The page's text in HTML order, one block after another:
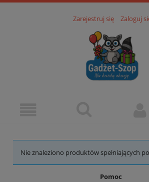
Zarejestruj się Zaloguj
Nie znaleziono produktów spełniających
Pomoc